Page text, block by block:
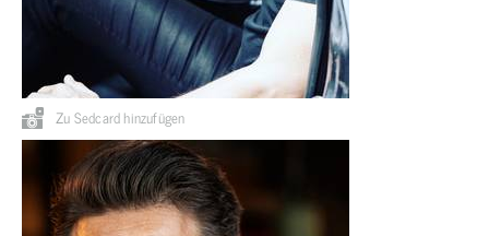
Zu Sedcard hinzufügen